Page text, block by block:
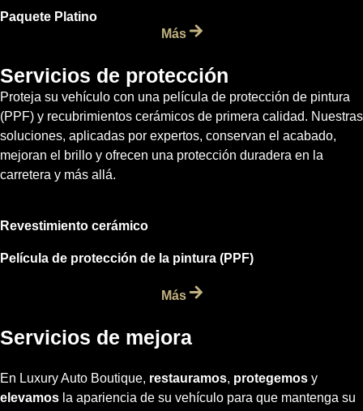
Paquete Platino
Más
Servicios de protección
Proteja su vehículo con una película de protección de pintura
(PPF) y recubrimientos cerámicos de primera calidad. Nuestras
soluciones, aplicadas por expertos, conservan el acabado,
mejoran el brillo y ofrecen una protección duradera en la
carretera y más allá.
Revestimiento cerámico
Película de protección de la pintura (PPF)
Más
Servicios de mejora
En Luxury Auto Boutique, restauramos, protegemos y
elevamos la apariencia de su vehículo para que mantenga su